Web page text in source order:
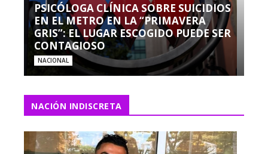
PSICÓLOGA CLÍNICA SOBRE SUICIDIOS
EN EL METRO EN LA “PRIMAVERA
GRIS”: EL LUGAR ESCOGIDO PUEDE SER
CONTAGIOSO
NACIONAL
NACIÓN INDISCRETA